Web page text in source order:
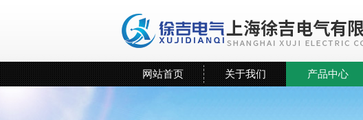
网站首页 关于我们 产品中心